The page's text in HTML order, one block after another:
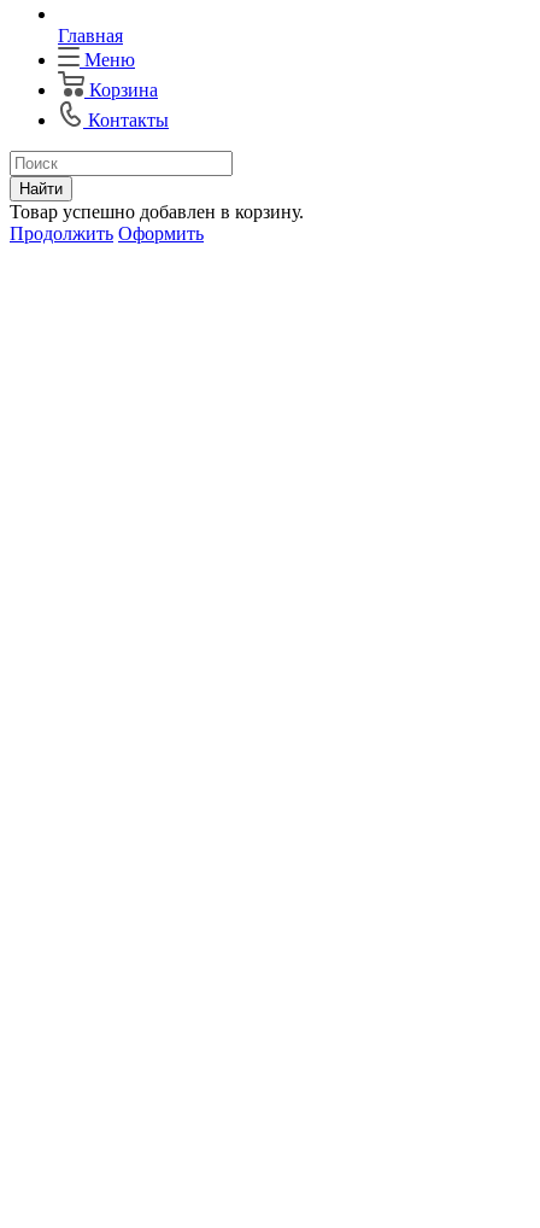
Главная
Меню
Корзина
Контакты
Найти
Товар успешно добавлен в корзину.
Продолжить Оформить